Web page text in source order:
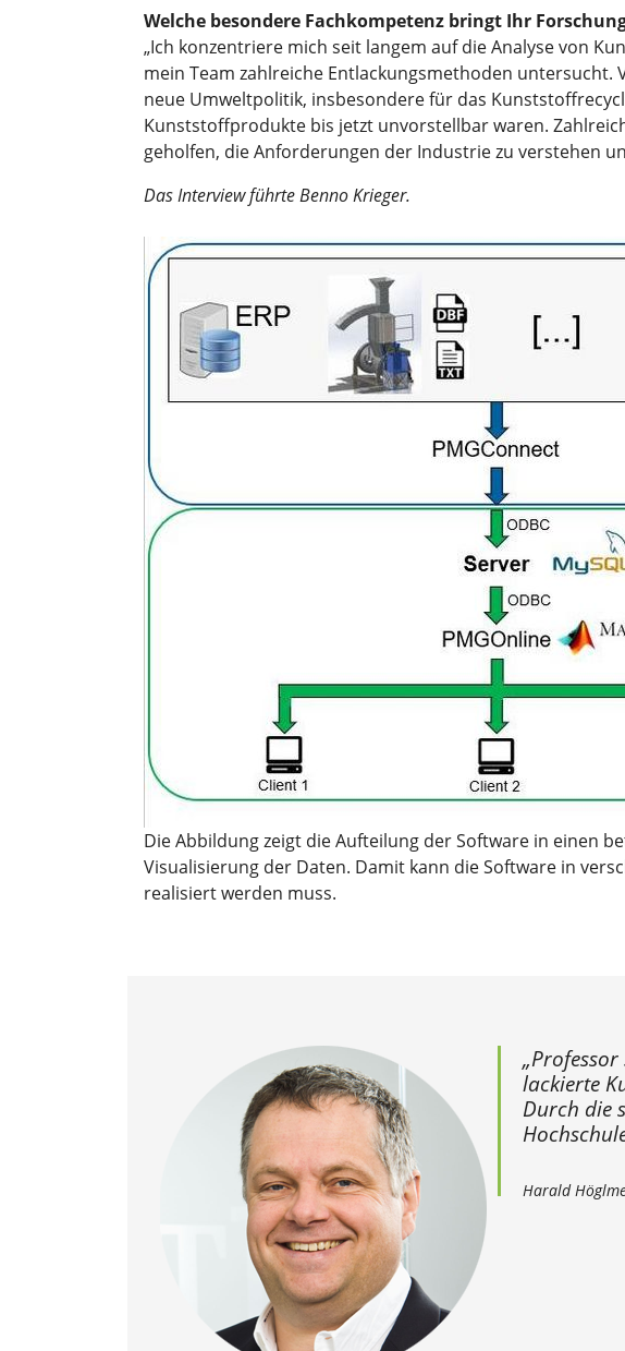
Welche besondere Fachkompetenz bringt Ihr
„Ich konzentriere mich seit langem auf die Analyse von
mein Team zahlreiche Entlackungsmethoden
neue Umweltpolitik, insbesondere für das
Kunststoffprodukte bis jetzt unvorstellbar waren.
geholfen, die Anforderungen der Industrie zu verstehen
Das Interview führte Benno Krieger.
Die Abbildung zeigt die Aufteilung der Software in einen
Visualisierung der Daten. Damit kann die Software in
realisiert werden muss.
lackierte
Durch die
Harald